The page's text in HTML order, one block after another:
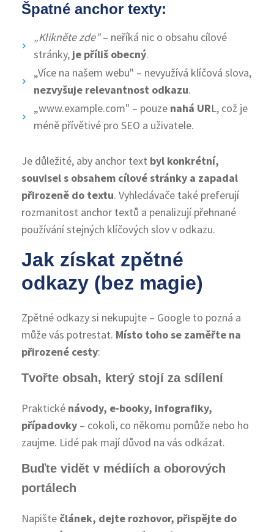
Špatné anchor texty:
„Klikněte zde"– neříká nic o obsahu cílové
stránky, je příliš obecný.
„Více na našem webu" – nevyužívá klíčová slova,
nezvyšuje relevantnost odkazu.
„www.example.com" – pouze nahá URL, což je
méně přívětivé pro SEO a uživatele.
Je důležité, aby anchor text byl konkrétní,
souvisel s obsahem cílové stránky a zapadal
přirozeně do textu. Vyhledávače také preferují
rozmanitost anchor textů a penalizují přehnané
používání stejných klíčových slov v odkazu.
Jak získat zpětné
odkazy (bez magie)
Zpětné odkazy si nekupujte – Google to pozná a
může vás potrestat. Místo toho se zaměřte na
přirozené cesty:
Tvořte obsah, který stojí za sdílení
Praktické návody, e-booky, infografiky,
případovky – cokoli, co někomu pomůže nebo ho
zaujme. Lidé pak mají důvod na vás odkázat.
Buďte vidět v médiích a oborových
portálech
Napište článek, dejte rozhovor, přispějte do